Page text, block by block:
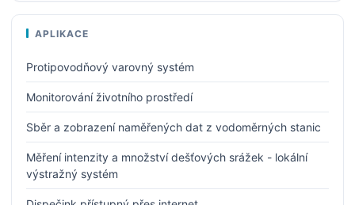
APLIKACE
Protipovodňový varovný systém
Monitorování životního prostředí
Sběr a zobrazení naměřených dat z vodoměrných stanic
Měření intenzity a množství dešťových srážek - lokální
výstražný systém